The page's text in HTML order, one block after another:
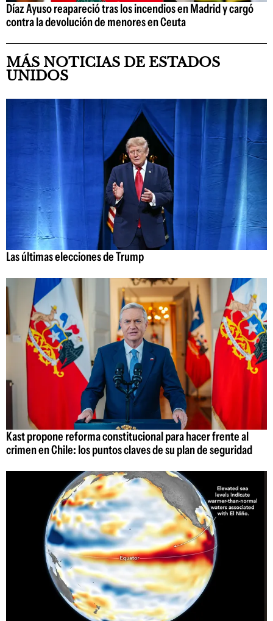
Díaz Ayuso reapareció tras los incendios en Madrid y cargó
contra la devolución de menores en Ceuta
MÁS NOTICIAS DE ESTADOS
UNIDOS
Las últimas elecciones de Trump
Kast propone reforma constitucional para hacer frente al
crimen en Chile: los puntos claves de su plan de seguridad